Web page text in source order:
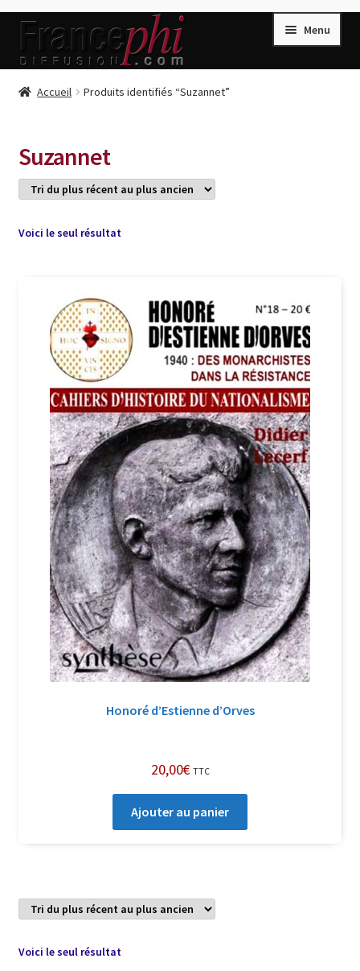
Aller
la
Aller
contenu
Menu
Accueil
Conditions de Vente
Connection
Livres de Peter Randa
Livres de Philippe Randa
Login Customizer
Newsletter
Nous Contacter
Panier
Politique de confidentialité et cookies
Qui sommes-nous ?
Soutien à Philippe Randa
Suivi de la Commande
Accueil Produits identifiés “Suzannet”
Suzannet
Voici le seul résultat
Honoré d’Estienne d’Orves
20,00€ TTC
Ajouter au panier
Voici le seul résultat